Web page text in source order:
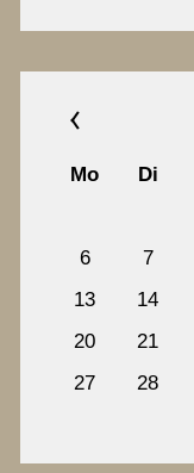
Mo Di
6
7
13
14
20
21
27
28